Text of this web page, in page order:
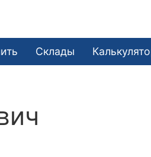
Склады